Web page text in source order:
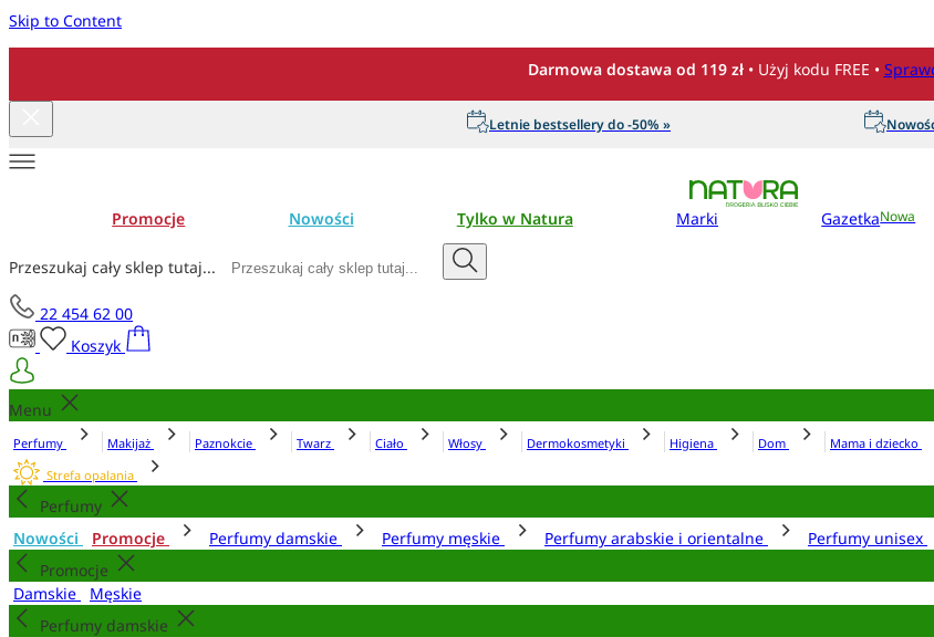
Skip to Content
Darmowa dostawa od 119 zł • Użyj kodu FREE •
Letnie bestsellery do -50% »
Promocje Nowości Tylko w Natura Marki GazetkaNowa
Przeszukaj cały sklep tutaj...
22 454 62 00
Koszyk
Menu
Perfumy Makijaż Paznokcie Twarz Ciało Włosy Dermokosmetyki Higiena Dom Mama i dziecko
Strefa opalania
Perfumy
Nowości
Promocje Perfumy damskie Perfumy męskie Perfumy arabskie i orientalne Perfumy unisex
Promocje
Damskie
Męskie
Perfumy damskie